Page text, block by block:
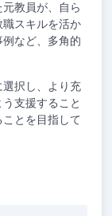
教員が、自ら
スキルを活か
など、多角的
択し、より充
支援すること
とを目指して